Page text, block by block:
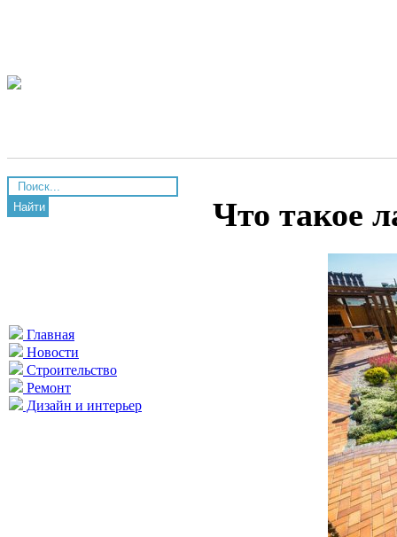
Найти
Главная
Новости
Строительство
Ремонт
Дизайн и интерьер
Что такое